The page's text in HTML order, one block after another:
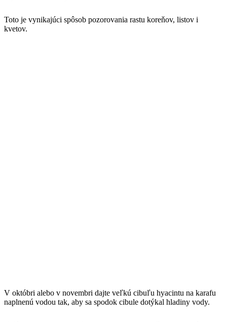
Toto je vynikajúci spôsob pozorovania rastu koreňov, listov i
kvetov.
V októbri alebo v novembri dajte veľkú cibuľu hyacintu na karafu
naplnenú vodou tak, aby sa spodok cibule dotýkal hladiny vody.